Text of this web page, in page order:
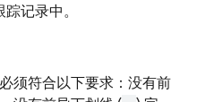
记录中。
须符合以下要求：没有前